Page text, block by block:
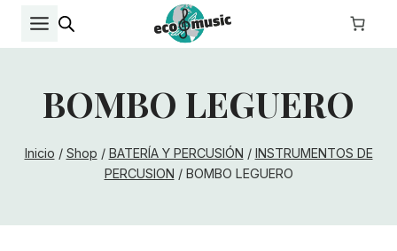
BOMBO LEGUERO
Inicio / Shop / BATERÍA Y PERCUSIÓN / INSTRUMENTOS DE
PERCUSION / BOMBO LEGUERO